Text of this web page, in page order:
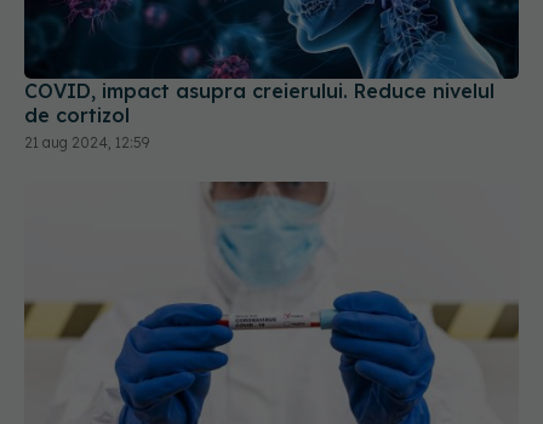
COVID, impact asupra creierului. Reduce nivelul
de cortizol
21 aug 2024, 12:59